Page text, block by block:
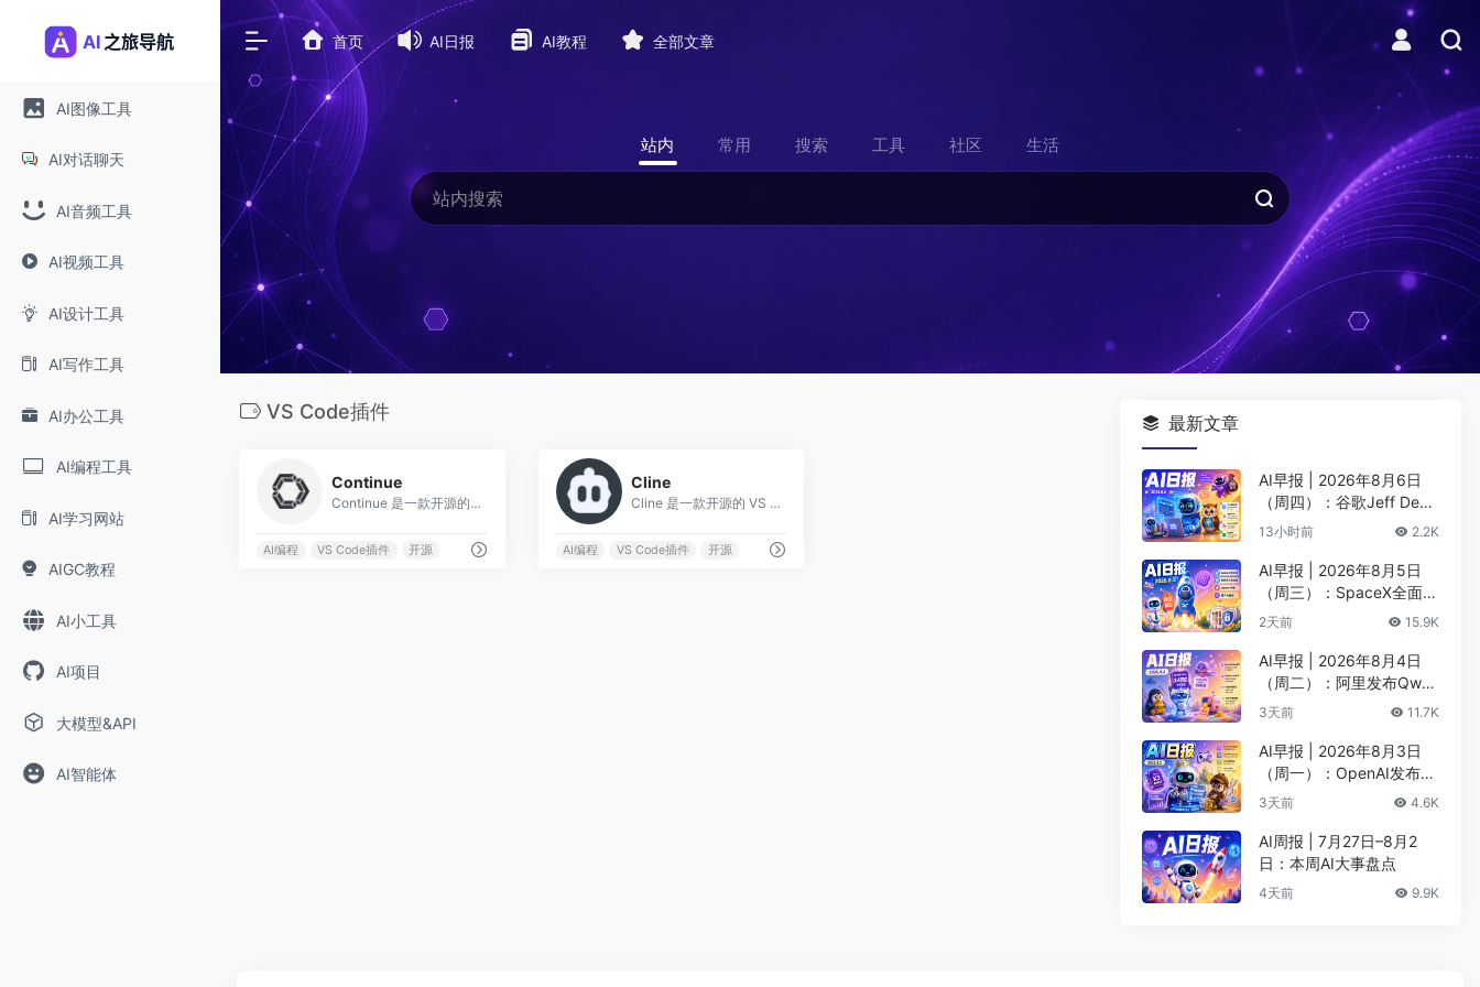
AI图像工具
AI对话聊天
AI音频工具
AI视频工具
AI设计工具
AI写作工具
AI办公工具
AI编程工具
AI学习网站
AIGC教程
AI小工具
AI项目
大模型&API
AI智能体
首页 AI日报 AI教程 全部文章
站内 常用 搜索 工具 社区 生活
VS Code插件
Continue
Continue 是一款开源的 AI 代码助手，以 VS Code 和 JetBrains 插件形式提供，允许开发者将任意大语言模型（包括 Claude、GPT
AI编程 VS Code插件 开源
Cline
Cline 是一款开源的 VS Code AI 编程扩展，前身为 Claude Dev，由社区开发者主导维护。
AI编程 VS Code插件 开源
最新文章
AI早报 | 2026年8月6日
（周四）：谷歌Jeff Dean
创办AI科学公司、Meta发
13小时前 2.2K
AI早报 | 2026年8月5日
（周三）：SpaceX全面押
注英伟达布局太空AI、四
2天前 15.9K
AI早报 | 2026年8月4日
（周二）：阿里发布Qwen
3.8-Max旗舰模型、MiniM
3天前 11.7K
AI早报 | 2026年8月3日
（周一）：OpenAI发布Pr
esence、DNA证据被曝可
一句话生成3D游戏
3天前 4.6K
AI周报 | 7月27日–8月2
日：本周AI大事盘点
4天前 9.9K